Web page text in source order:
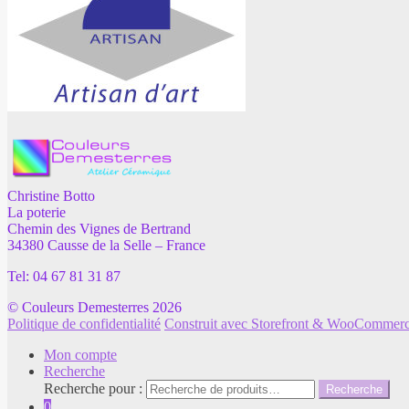
Christine Botto
La poterie
Chemin des Vignes de Bertrand
34380 Causse de la Selle – France
Tel: 04 67 81 31 87
© Couleurs Demesterres 2026
Politique de confidentialité Construit avec Storefront &
Mon compte
Recherche
Recherche pour :
Recherche